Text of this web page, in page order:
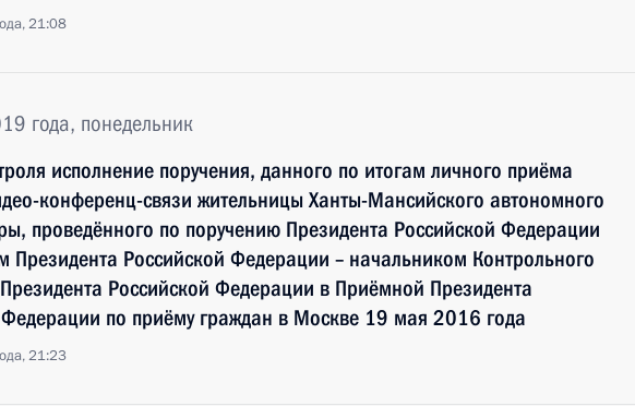
21:08
года, понедельник
исполнение поручения, данного по итогам личного приёма
конференц-связи жительницы Ханты-Мансийского автономного
проведённого по поручению Президента Российской Федерации
Российской Федерации – начальником Контрольного
Российской Федерации в Приёмной Президента
Федерации по приёму граждан в Москве 19 мая 2016 года
21:23